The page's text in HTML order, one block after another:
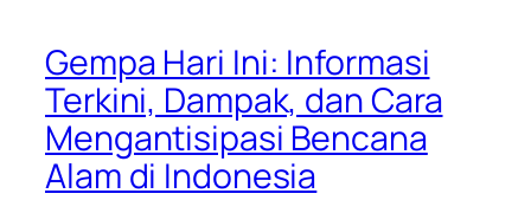
Gempa Hari Ini: Informasi
Terkini, Dampak, dan Cara
Mengantisipasi Bencana
Alam di Indonesia